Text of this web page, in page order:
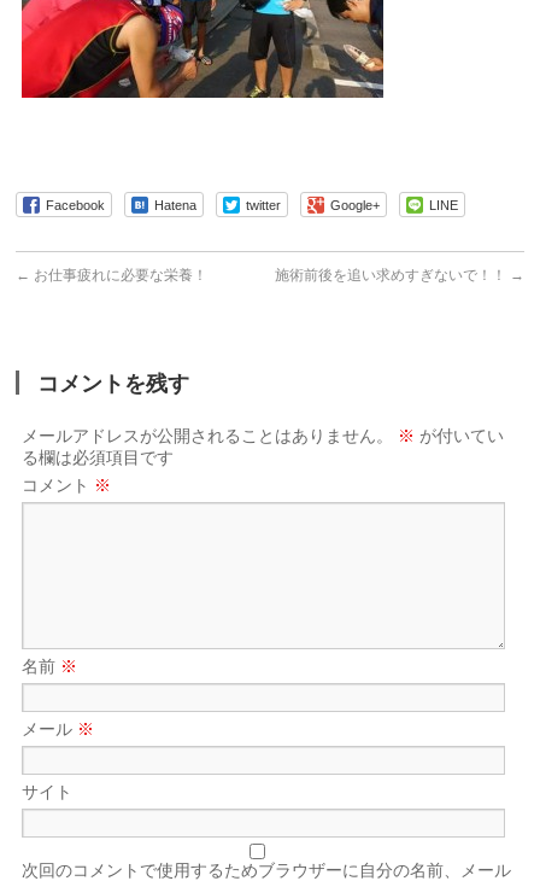
Facebook Hatena twitter Google+ LINE
← お仕事疲れに必要な栄養！ 施術前後を追い求めすぎないで！！ →
コメントを残す
メールアドレスが公開されることはありません。 ※ が付いてい
る欄は必須項目です
コメント ※
名前 ※
メール ※
サイト
次回のコメントで使用するためブラウザーに自分の名前、メール